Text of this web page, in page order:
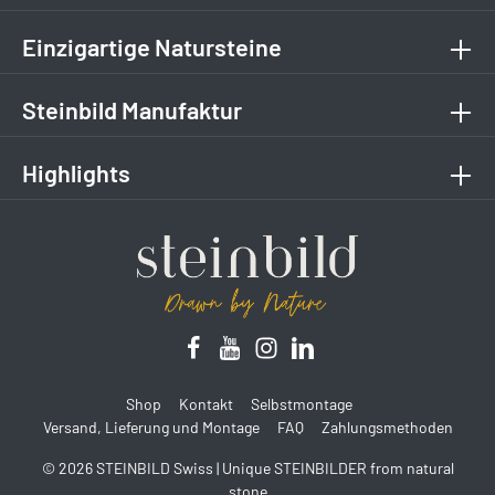
Einzigartige Natursteine
Steinbild Manufaktur
Highlights
© 2026 STEINBILD Swiss | Unique STEINBILDER from natural
stone
Shop Kontakt
Selbstmontage
Versand, Lieferung und Montage
FAQ Zahlungsmethoden